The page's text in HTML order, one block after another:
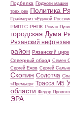
Подбелка Поджоги машин
трех рек Политика
Праймериз «Единой
РМПТС РНПК Роман
городская Дума
Рязанский
район Рязанский цирк
Северный обход Семен
Сергей Ежов Сергей
Скопин Солотча
«Премьер» Трасса М5
области Федор
ЭРА